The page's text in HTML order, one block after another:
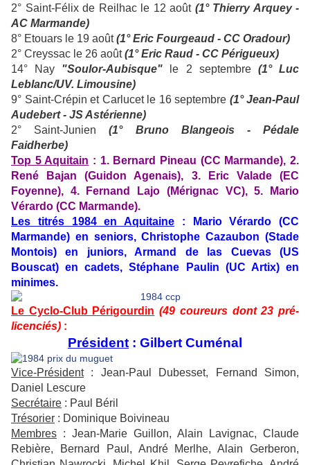
2° Saint-Félix de Reilhac le 12 août (1° Thierry Arquey -
AC Marmande)
8° Etouars le 19 août(1° Eric Fourgeaud - CC Oradour)
2° Creyssac le 26 août(1° Eric Raud - CC Périgueux)
14° Nay "Soulor-Aubisque" le 2 septembre (1° Luc
Leblanc/UV. Limousine)
9° Saint-Crépin et Carlucet le 16 septembre (1° Jean-Paul
Audebert - JS Astérienne)
2° Saint-Junien(1° Bruno Blangeois - Pédale
Faidherbe)
Top 5 Aquitain : 1. Bernard Pineau (CC Marmande), 2.
René Bajan (Guidon Agenais), 3. Eric Valade (EC
Foyenne), 4. Fernand Lajo (Mérignac VC), 5. Mario
Vérardo (CC Marmande).
Les titrés 1984 en Aquitaine : Mario Vérardo (CC
Marmande) en seniors, Christophe Cazaubon (Stade
Montois) en juniors, Armand de las Cuevas (US
Bouscat) en cadets, Stéphane Paulin (UC Artix) en
minimes.
Le Cyclo-Club Périgourdin (49 coureurs dont 23 pré-
licenciés) :
Président : Gilbert Cuménal
Vice-Président: Jean-Paul Dubesset, Fernand Simon,
Daniel Lescure
Secrétaire : Paul Béril
Trésorier : Dominique Boivineau
Membres : Jean-Marie Guillon, Alain Lavignac, Claude
Rebière, Bernard Paul, André Merlhe, Alain Gerberon,